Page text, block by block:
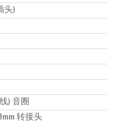
头)
) 音圈
转接头